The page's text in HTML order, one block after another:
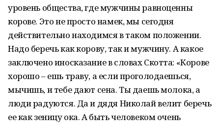
уровень общества, где мужчины равноценны
корове. Это не просто намек, мы сегодня
действительно находимся в таком положении.
Надо беречь как корову, так и мужчину. А какое
заключено иносказание в словах Скотта: «Корове
хорошо – ешь траву, а если проголодаешься,
мычишь, и тебе дают сена. Ты даешь молока, а
люди радуются. Да и дядя Николай велит беречь
ее как зеницу ока. А быть человеком очень